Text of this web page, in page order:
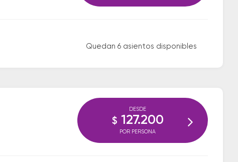
Quedan 6 asientos disponibles
DESDE
$ 127.200
POR PERSONA